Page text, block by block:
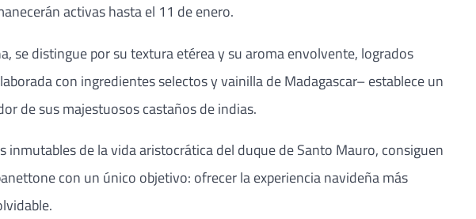
activas hasta el 11 de enero.
se distingue por su textura etérea y su aroma envolvente, logrados
con ingredientes selectos y vainilla de Madagascar– establece un
de sus majestuosos castaños de indias.
de la vida aristocrática del duque de Santo Mauro, consiguen
con un único objetivo: ofrecer la experiencia navideña más